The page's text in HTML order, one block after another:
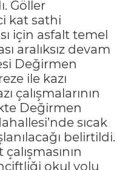
Göller
kat sathi
için asfalt temel
aralıksız devam
Değirmen
ile kazı
çalışmalarının
Değirmen
sıcak
belirtildi.
okul yolu